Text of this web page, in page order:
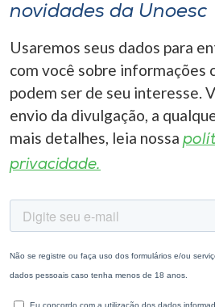
novidades da Unoesc
Usaremos seus dados para
com você sobre informações
podem ser de seu interesse.
envio da divulgação, a
mais detalhes, leia nossa
privacidade.